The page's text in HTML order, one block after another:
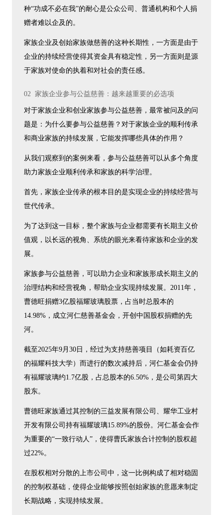
种“功成不必在我”的耐心是公众公司、普通机构和个人捐
赠者难以企及的。
家族企业及创始家族做慈善的这种长期性，一方面是由于
企业的持续经营使得其资金具有稳定性，另一方面则是源
于家族对使命的执着和对社会的责任感。
02 家族企业参与公益慈善：越来越重要的必选项
对于家族企业和创业家族参与公益慈善，最常被问及的问
题是：为什么要参与公益慈善？对于家族企业的顺利传承
和商业家族的持续发展，它能发挥哪些具体的作用？
从我们观察到的案例来看，参与公益慈善可以从多个角度
助力家族企业顺利传承和家族的科学治理。
首先，家族企业传承的根本目的是实现企业的持续经营与
世代传承。
为了达到这一目标，整个家族与企业都需要有长期主义价
值观，以长远的视角、系统的眼光来看待家族和企业的发
展。
家族参与公益慈善，可以助力企业和家族形成长期主义的
治理结构和经营视角，帮助企业实现持续发展。2011年，
曹德旺捐赠3亿股福耀玻璃股票，占当时总股本的
14.98%，成立河仁慈善基金会，开创中国股权捐赠的先
河。
截至2025年9月30日，经过为支持慈善项目（如耗资百亿
的福耀科技大学）而进行的数次减持后，河仁基金会仍持
有福耀玻璃约1.7亿股，占总股本的6.50%，是公司第四大
股东。
曹德旺家族通过其控制的三益发展有限公司、耀华工业村
开发有限公司持有福耀玻璃15.89%的股份。河仁基金会作
为重要的“一致行动人”，使得曹氏家族合计控制的股权超
过22%。
在股权相对分散的上市公司中，这一比例构成了相对稳固
的控制权基础，使得企业能够按照创始家族的意愿来制定
长期战略，实现持续发展。